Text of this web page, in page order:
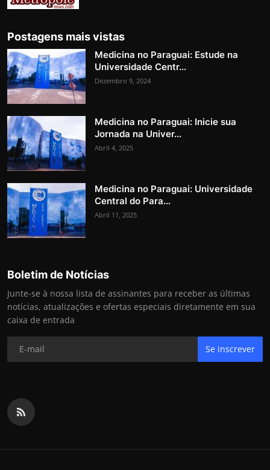
Postagens mais vistas
Medicina no Paraguai: Estude na
Universidade Centr...
Dezembro 9, 2024
Medicina no Paraguai: Inicie sua
Jornada na Univer...
Abril 4, 2025
Medicina no Paraguai: Universidade
Central do Para...
Abril 11, 2025
Boletim de Notícias
Junte-se à nossa lista de assinantes para receber as últimas
notícias, atualizações e ofertas especiais diretamente em sua
caixa de entrada
Se inscrever